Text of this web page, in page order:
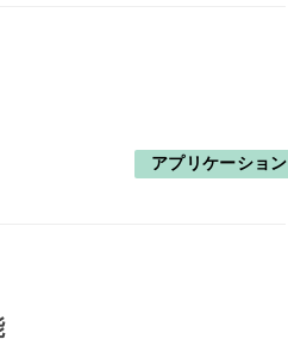
アプリケーション